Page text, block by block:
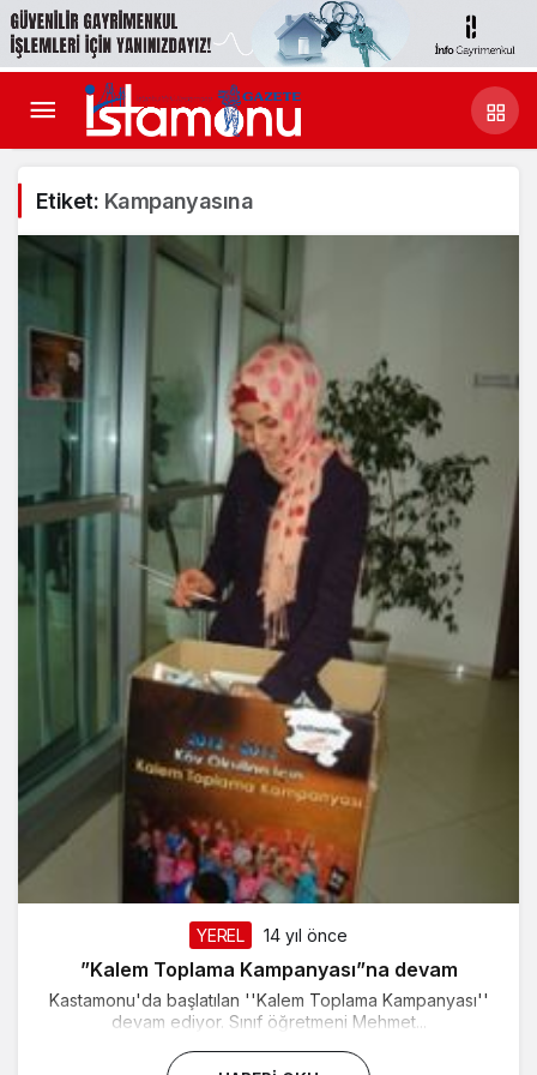
Etiket: Kampanyasına
YEREL 14 yıl önce
”Kalem Toplama Kampanyası”na devam
Kastamonu'da başlatılan ''Kalem Toplama Kampanyası''
devam ediyor. Sınıf öğretmeni Mehmet...